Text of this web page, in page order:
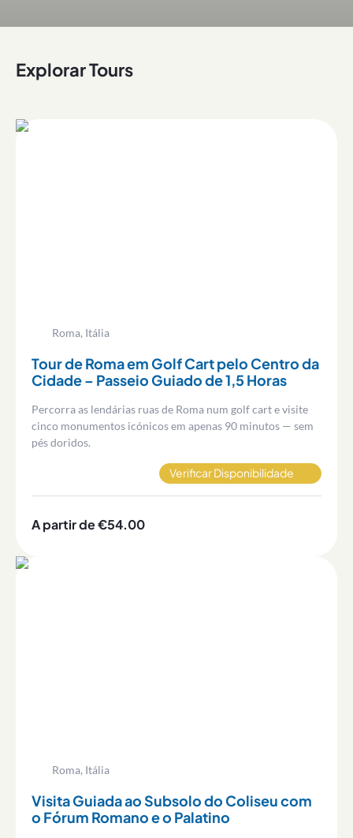
Explorar Tours
Roma, Itália
Tour de Roma em Golf Cart pelo Centro da
Cidade – Passeio Guiado de 1,5 Horas
Percorra as lendárias ruas de Roma num golf cart e visite
cinco monumentos icónicos em apenas 90 minutos — sem
pés doridos.
Verificar Disponibilidade
A partir de €54.00
Roma, Itália
Visita Guiada ao Subsolo do Coliseu com
o Fórum Romano e o Palatino